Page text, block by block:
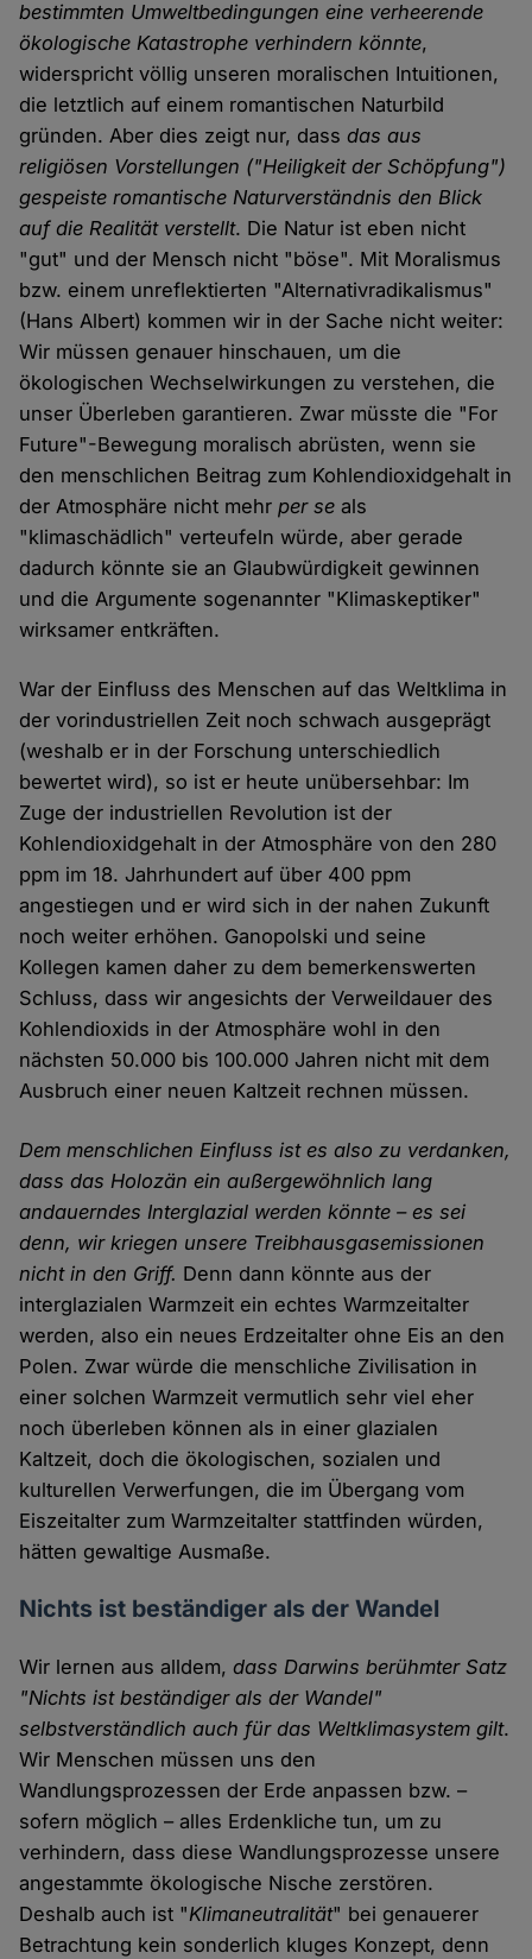
bestimmten Umweltbedingungen eine verheerende
ökologische Katastrophe verhindern könnte,
widerspricht völlig unseren moralischen Intuitionen,
die letztlich auf einem romantischen Naturbild
gründen. Aber dies zeigt nur, dassdas aus
religiösen Vorstellungen ("Heiligkeit der Schöpfung")
gespeiste romantische Naturverständnis den Blick
auf die Realität verstellt. Die Natur ist eben nicht
"gut" und der Mensch nicht "böse". Mit Moralismus
bzw. einem unreflektierten "Alternativradikalismus"
(Hans Albert) kommen wir in der Sache nicht weiter:
Wir müssen genauer hinschauen, um die
ökologischen Wechselwirkungen zu verstehen, die
unser Überleben garantieren. Zwar müsste die "For
Future"-Bewegung moralisch abrüsten, wenn sie
den menschlichen Beitrag zum Kohlendioxidgehalt in
der Atmosphäre nicht mehrper se als
"klimaschädlich" verteufeln würde, aber gerade
dadurch könnte sie an Glaubwürdigkeit gewinnen
und die Argumente sogenannter "Klimaskeptiker"
wirksamer entkräften.
War der Einfluss des Menschen auf das Weltklima in
der vorindustriellen Zeit noch schwach ausgeprägt
(weshalb er in der Forschung unterschiedlich
bewertet wird), so ist er heute unübersehbar: Im
Zuge der industriellen Revolution ist der
Kohlendioxidgehalt in der Atmosphäre von den 280
ppm im 18. Jahrhundert auf über 400 ppm
angestiegen und er wird sich in der nahen Zukunft
noch weiter erhöhen. Ganopolski und seine
Kollegen kamen daher zu dem bemerkenswerten
Schluss, dass wir angesichts der Verweildauer des
Kohlendioxids in der Atmosphäre wohl in den
nächsten 50.000 bis 100.000 Jahren nicht mit dem
Ausbruch einer neuen Kaltzeit rechnen müssen.
Dem menschlichen Einfluss ist es also zu verdanken,
dass das Holozän ein außergewöhnlich lang
andauerndes Interglazial werden könnte – es sei
denn, wir kriegen unsere Treibhausgasemissionen
nicht in den Griff. Denn dann könnte aus der
interglazialen Warmzeit ein echtes Warmzeitalter
werden, also ein neues Erdzeitalter ohne Eis an den
Polen. Zwar würde die menschliche Zivilisation in
einer solchen Warmzeit vermutlich sehr viel eher
noch überleben können als in einer glazialen
Kaltzeit, doch die ökologischen, sozialen und
kulturellen Verwerfungen, die im Übergang vom
Eiszeitalter zum Warmzeitalter stattfinden würden,
hätten gewaltige Ausmaße.
Nichts ist beständiger als der Wandel
Wir lernen aus alldem,dass Darwins berühmter Satz
"Nichts ist beständiger als der Wandel"
selbstverständlich auch für das Weltklimasystem gilt.
Wir Menschen müssen uns den
Wandlungsprozessen der Erde anpassen bzw. –
sofern möglich – alles Erdenkliche tun, um zu
verhindern, dass diese Wandlungsprozesse unsere
angestammte ökologische Nische zerstören.
Deshalb auch ist "Klimaneutralität" bei genauerer
Betrachtung kein sonderlich kluges Konzept, denn